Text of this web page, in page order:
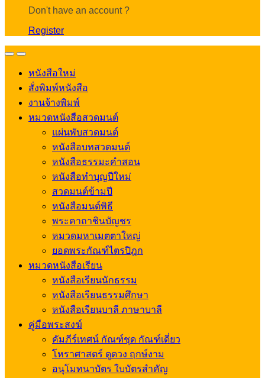
Don't have an account ?
Register
OpenClose
หนังสือใหม่
สั่งพิมพ์หนังสือ
งานจ้างพิมพ์
หมวดหนังสือสวดมนต์
แผ่นพับสวดมนต์
หนังสือบทสวดมนต์
หนังสือธรรมะคำสอน
หนังสือทำบุญปีใหม่
สวดมนต์ข้ามปี
หนังสือมนต์พิธี
พระคาถาชินบัญชร
หมวดมหาเมตตาใหญ่
ยอดพระกัณฑ์ไตรปิฎก
หมวดหนังสือเรียน
หนังสือเรียนนักธรรม
หนังสือเรียนธรรมศึกษา
หนังสือเรียนบาลี ภาษาบาลี
คู่มือพระสงฆ์
คัมภีร์เทศน์ กัณฑ์ชุด กัณฑ์เดี่ยว
โหราศาสตร์ ดูดวง ฤกษ์งาม
อนุโมทนาบัตร ใบบัตรสำคัญ